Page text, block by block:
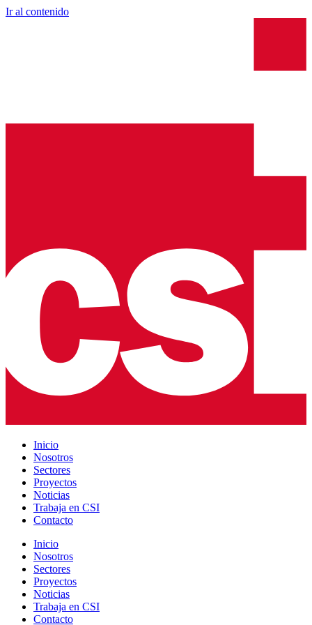
Ir al contenido
Inicio
Nosotros
Sectores
Proyectos
Noticias
Trabaja en CSI
Contacto
Inicio
Nosotros
Sectores
Proyectos
Noticias
Trabaja en CSI
Contacto